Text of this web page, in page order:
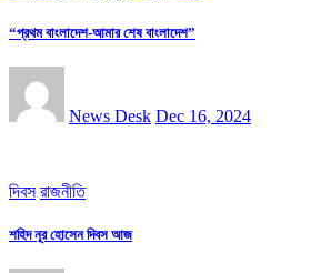
“প্রথম বাংলাদেশ-আমার শেষ বাংলাদেশ”
News Desk Dec 16, 2024
দিবস রাজনীতি
শহিদ নূর হোসেন দিবস আজ